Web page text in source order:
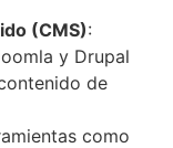
(CMS):
y Drupal
de
como